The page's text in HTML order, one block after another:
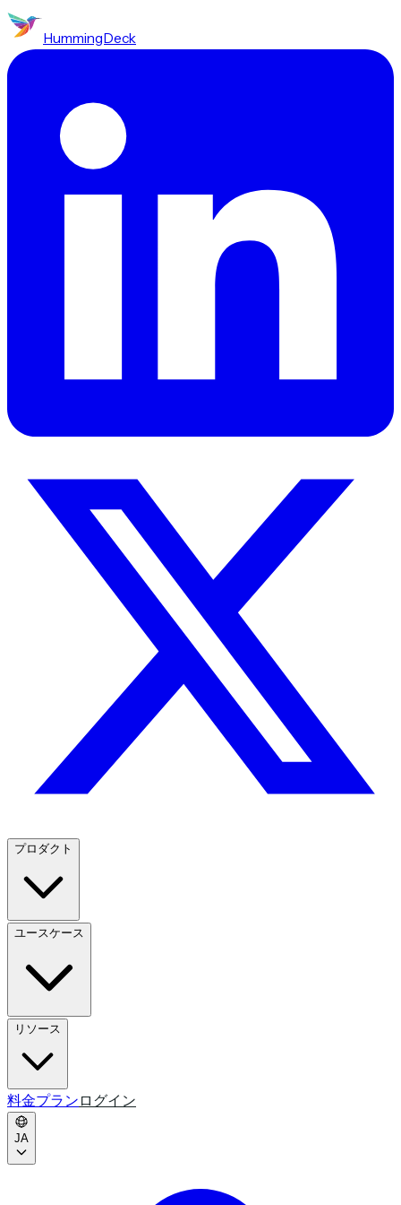
HummingDeck
プロダクト
ユースケース
リソース
料金プラン ログイン
JA